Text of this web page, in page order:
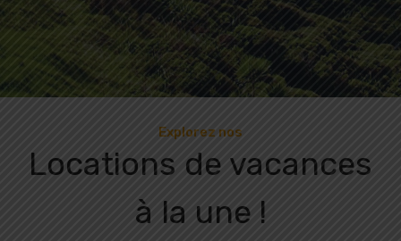
Explorez nos
Locations de vacances
à la une !